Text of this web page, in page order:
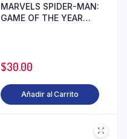
MARVELS SPIDER-MAN:
GAME OF THE YEAR
$30.00
Añadir al Carrito